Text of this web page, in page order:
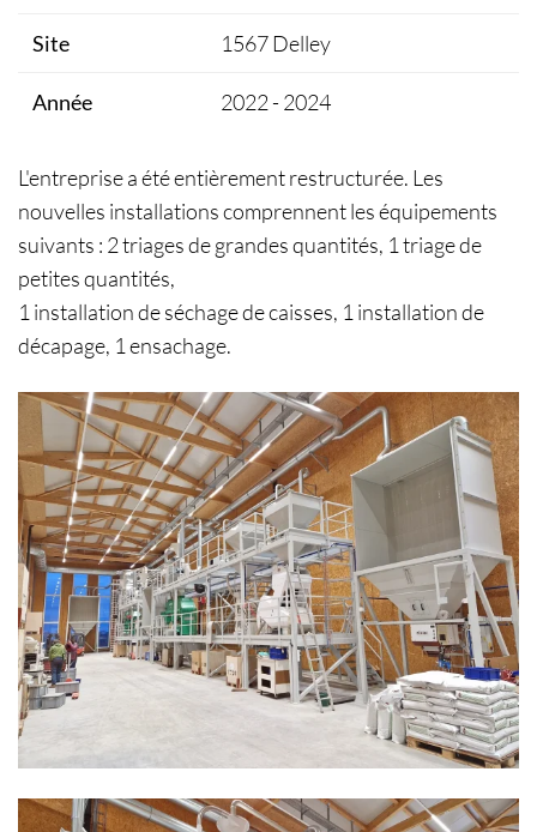
Site 1567 Delley
Année 2022 - 2024
L'entreprise a été entièrement restructurée. Les
nouvelles installations comprennent les équipements
suivants : 2 triages de grandes quantités, 1 triage de
petites quantités,
1 installation de séchage de caisses, 1 installation de
décapage, 1 ensachage.